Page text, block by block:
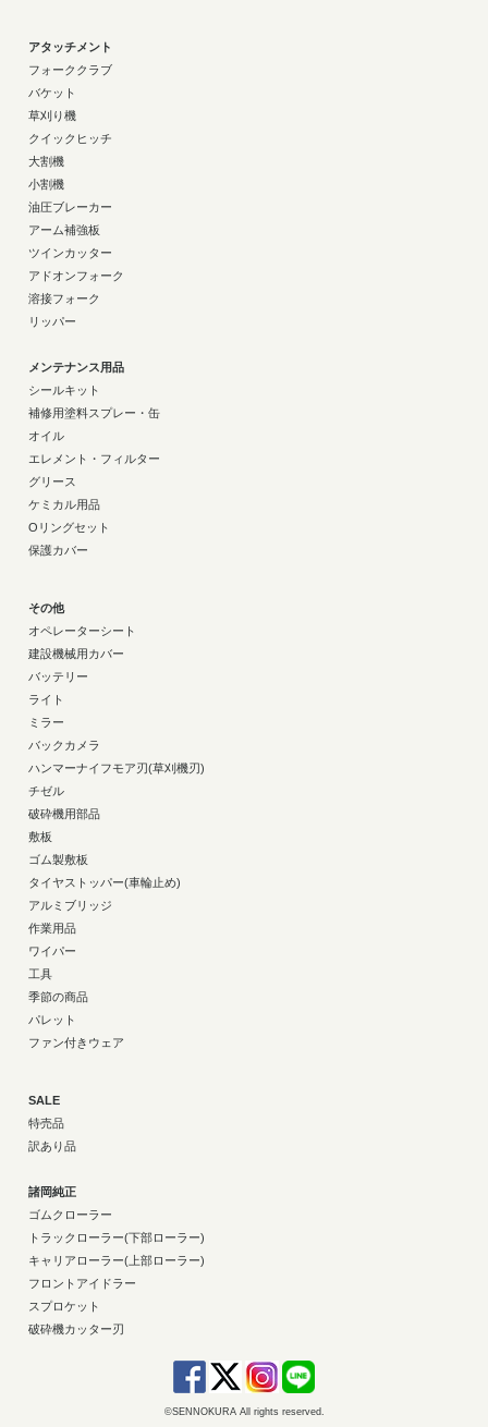
アタッチメント
フォーククラブ
バケット
草刈り機
クイックヒッチ
大割機
小割機
油圧ブレーカー
アーム補強板
ツインカッター
アドオンフォーク
溶接フォーク
リッパー
メンテナンス用品
シールキット
補修用塗料スプレー・缶
オイル
エレメント・フィルター
グリース
ケミカル用品
Oリングセット
保護カバー
その他
オペレーターシート
建設機械用カバー
バッテリー
ライト
ミラー
バックカメラ
ハンマーナイフモア刃(草刈機刃)
チゼル
破砕機用部品
敷板
ゴム製敷板
タイヤストッパー(車輪止め)
アルミブリッジ
作業用品
ワイパー
工具
季節の商品
パレット
ファン付きウェア
SALE
特売品
訳あり品
諸岡純正
ゴムクローラー
トラックローラー(下部ローラー)
キャリアローラー(上部ローラー)
フロントアイドラー
スプロケット
破砕機カッター刃
©SENNOKURA All rights reserved.